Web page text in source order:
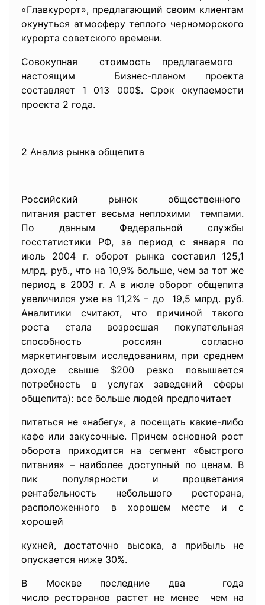
«Главкурорт», предлагающий своим клиентам
окунуться атмосферу теплого черноморского
курорта советского времени.
Совокупная стоимость предлагаемого
настоящим Бизнес-планом проекта
составляет 1 013 000$. Срок окупаемости
проекта 2 года.
2 Анализ рынка общепита
Российский рынок общественного
питания растет весьма неплохими темпами.
По данным Федеральной службы
госстатистики РФ, за период с января по
июль 2004 г. оборот рынка составил 125,1
млрд. руб., что на 10,9% больше, чем за тот же
период в 2003 г. А в июле оборот общепита
увеличился уже на 11,2% – до 19,5 млрд. руб.
Аналитики считают, что причиной такого
роста стала возросшая покупательная
способность россиян согласно
маркетинговым исследованиям, при среднем
доходе свыше $200 резко повышается
потребность в услугах заведений сферы
общепита): все больше людей предпочитает
питаться не «набегу», а посещать какие-либо
кафе или закусочные. Причем основной рост
оборота приходится на сегмент «быстрого
питания» – наиболее доступный по ценам. В
пик популярности и процветания
рентабельность небольшого ресторана,
расположенного в хорошем месте и с
хорошей
кухней, достаточно высока, а прибыль не
опускается ниже 30%.
В Москве последние два года
число ресторанов растет не менее чем на